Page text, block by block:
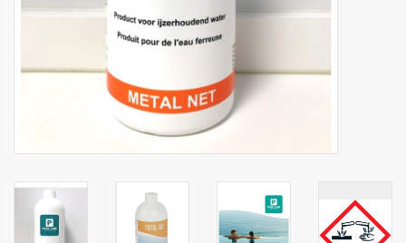
Rouleaux de caisse thermiques
Produits d'hygiène
Cadeaux d'entreprise
Matériel d'emballage